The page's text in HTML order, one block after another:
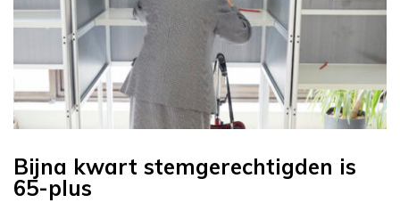
Bijna kwart stemgerechtigden is
65-plus